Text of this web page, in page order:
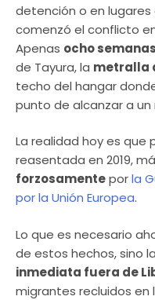
detención o en
comenzó el conflicto
Apenas ocho
de Tayura, la metralla
techo del hangar
punto de alcanzar a un
La realidad hoy es que
reasentada en 2019,
forzosamenteporla
por la Unión Europea.
Lo que es necesario
de estos hechos, sino la
inmediata fuera de
migrantes recluidos